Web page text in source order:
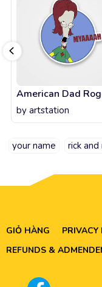
by artstation
your name rick
GIỎ HÀNG
PRIVACY
REFUNDS &